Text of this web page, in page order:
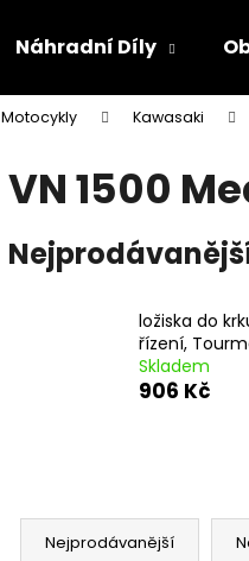
Náhradní Díly
Motocykly Kawasaki
VN 1500
ložiska do
řízení,
Skladem
906 Kč
Ř
Nejprodávanější
Co potřebujete
ŠROUBY K UCHYCENÍ